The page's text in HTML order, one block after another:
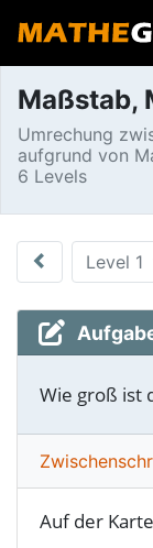
Maßstab,
Umrechung
aufgrund von
6 Levels
Level 1
Wie groß ist
Auf der